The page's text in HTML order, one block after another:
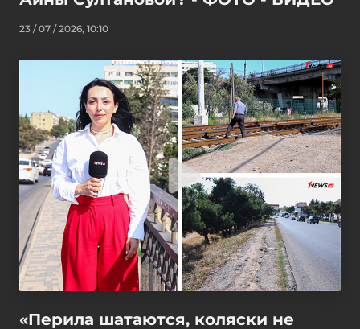
23 / 07 / 2026, 10:10
«Перила шатаются, коляски не